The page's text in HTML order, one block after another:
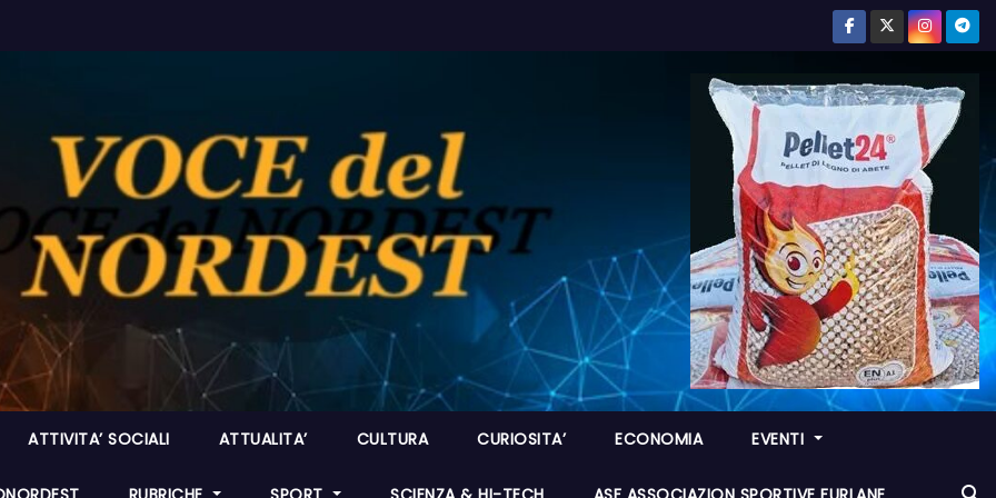
ATTIVITA’ SOCIALI ATTUALITA’ CULTURA CURIOSITA’ ECONOMIA EVENTI